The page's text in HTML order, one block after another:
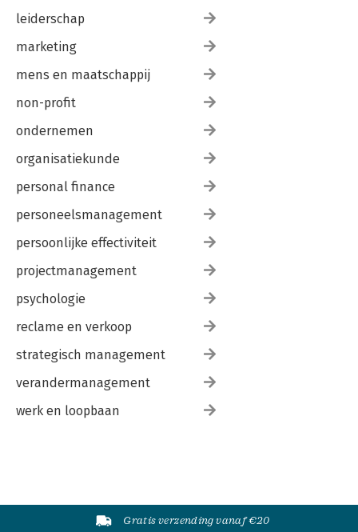
leiderschap
marketing
mens en maatschappij
non-profit
ondernemen
organisatiekunde
personal finance
personeelsmanagement
persoonlijke effectiviteit
projectmanagement
psychologie
reclame en verkoop
strategisch management
verandermanagement
werk en loopbaan
Gratis verzending vanaf €20